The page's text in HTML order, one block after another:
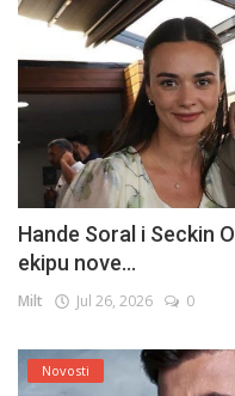
Hande Soral i Seckin
ekipu nove...
Milt Jul 26, 2026 0
Novosti